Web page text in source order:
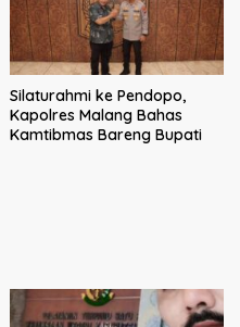
Silaturahmi ke Pendopo,
Kapolres Malang Bahas
Kamtibmas Bareng Bupati